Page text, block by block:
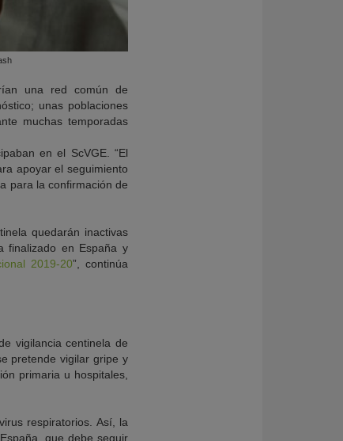
una red común de
unas poblaciones
muchas temporadas
en el ScVGE. “El
apoyar el seguimiento
para la confirmación de
quedarán inactivas
finalizado en España y
2019-20”, continúa
vigilancia centinela de
pretende vigilar gripe y
primaria u hospitales,
respiratorios. Así, la
que debe seguir